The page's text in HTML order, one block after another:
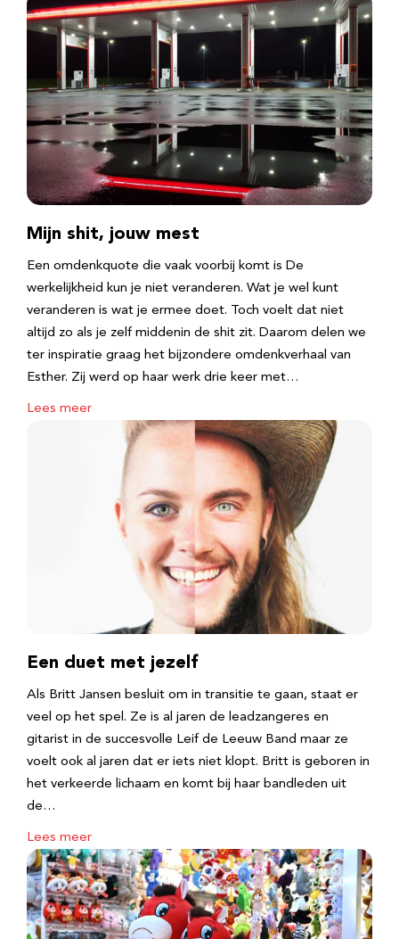
Mijn shit, jouw mest
Een omdenkquote die vaak voorbij komt is De
werkelijkheid kun je niet veranderen. Wat je wel kunt
veranderen is wat je ermee doet. Toch voelt dat niet
altijd zo als je zelf middenin de shit zit. Daarom delen we
ter inspiratie graag het bijzondere omdenkverhaal van
Esther. Zij werd op haar werk drie keer met…
Lees meer
Een duet met jezelf
Als Britt Jansen besluit om in transitie te gaan, staat er
veel op het spel. Ze is al jaren de leadzangeres en
gitarist in de succesvolle Leif de Leeuw Band maar ze
voelt ook al jaren dat er iets niet klopt. Britt is geboren in
het verkeerde lichaam en komt bij haar bandleden uit
de…
Lees meer